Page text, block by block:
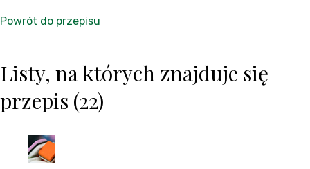
Powrót do przepisu
Listy, na których znajduje się
przepis (22)